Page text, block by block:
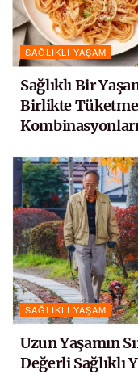
SAĞLIKLI YAŞAM
Sağlıklı Bir
Birlikte
SAĞLIKLI YAŞAM
Uzun Yaşamın
Değerli Sağlıklı